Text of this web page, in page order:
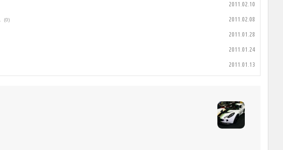
2011.02.10
(0) 2011.02.08
2011.01.28
2011.01.24
2011.01.13